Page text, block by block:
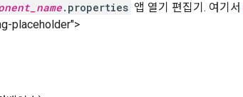
.properties 앱 열기 편집기. 여기서
placeholder">